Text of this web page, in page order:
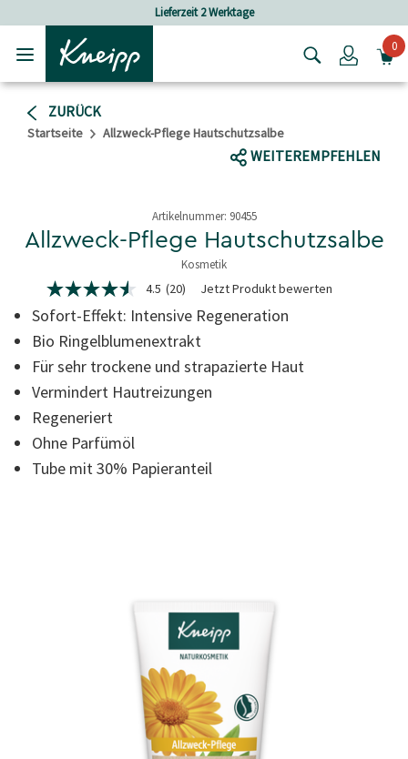
Login0
ZURÜCK
Startseite Allzweck-Pflege Hautschutzsalbe
WEITEREMPFEHLEN
Artikelnummer: 90455
Allzweck-Pflege Hautschutzsalbe
Kosmetik
5 von 5 Sternen
4.5
von
5
Sternen,
Durchschnittswert
der
Bewertung.
Read
20
Reviews.
Link
derselben
4.5 (20) Jetzt Produkt bewerten
Sofort-Effekt: Intensive Regeneration
Bio Ringelblumenextrakt
Für sehr trockene und strapazierte Haut
Vermindert Hautreizungen
Regeneriert
Ohne Parfümöl
Tube mit 30% Papieranteil